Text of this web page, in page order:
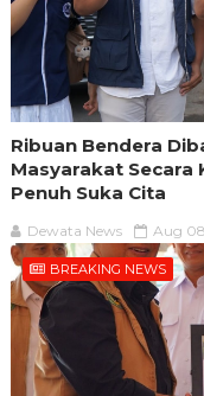
Ribuan Bendera
Masyarakat Secara
Penuh Suka Cita
Dewata News Aug
BREAKING NEWS